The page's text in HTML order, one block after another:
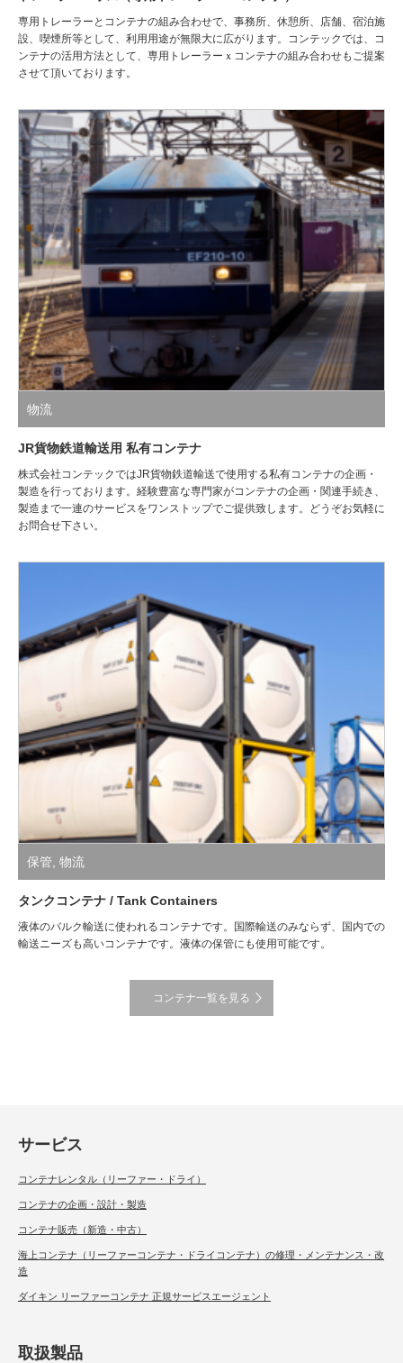
専用トレーラーとコンテナの組み合わせで、事務所、休憩所、店舗、宿泊施
設、喫煙所等として、利用用途が無限大に広がります。コンテックでは、コ
ンテナの活用方法として、専用トレーラーｘコンテナの組み合わせもご提案
させて頂いております。
物流
JR貨物鉄道輸送用 私有コンテナ
株式会社コンテックではJR貨物鉄道輸送で使用する私有コンテナの企画・
製造を行っております。経験豊富な専門家がコンテナの企画・関連手続き、
製造まで一連のサービスをワンストップでご提供致します。どうぞお気軽に
お問合せ下さい。
保管, 物流
タンクコンテナ / Tank Containers
液体のバルク輸送に使われるコンテナです。国際輸送のみならず、国内での
輸送ニーズも高いコンテナです。液体の保管にも使用可能です。
コンテナ一覧を見る
サービス
コンテナレンタル（リーファー・ドライ）
コンテナの企画・設計・製造
コンテナ販売（新造・中古）
海上コンテナ（リーファーコンテナ・ドライコンテナ）の修理・メンテナンス・改
造
ダイキン リーファーコンテナ 正規サービスエージェント
取扱製品